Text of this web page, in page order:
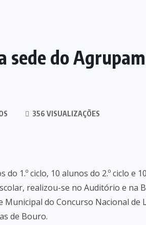
sede do
356 VISUALIZAÇÕES
1.º ciclo, 10 alunos do 2.º ciclo e
realizou-se no Auditório e na
Municipal do Concurso Nacional de
de Bouro.